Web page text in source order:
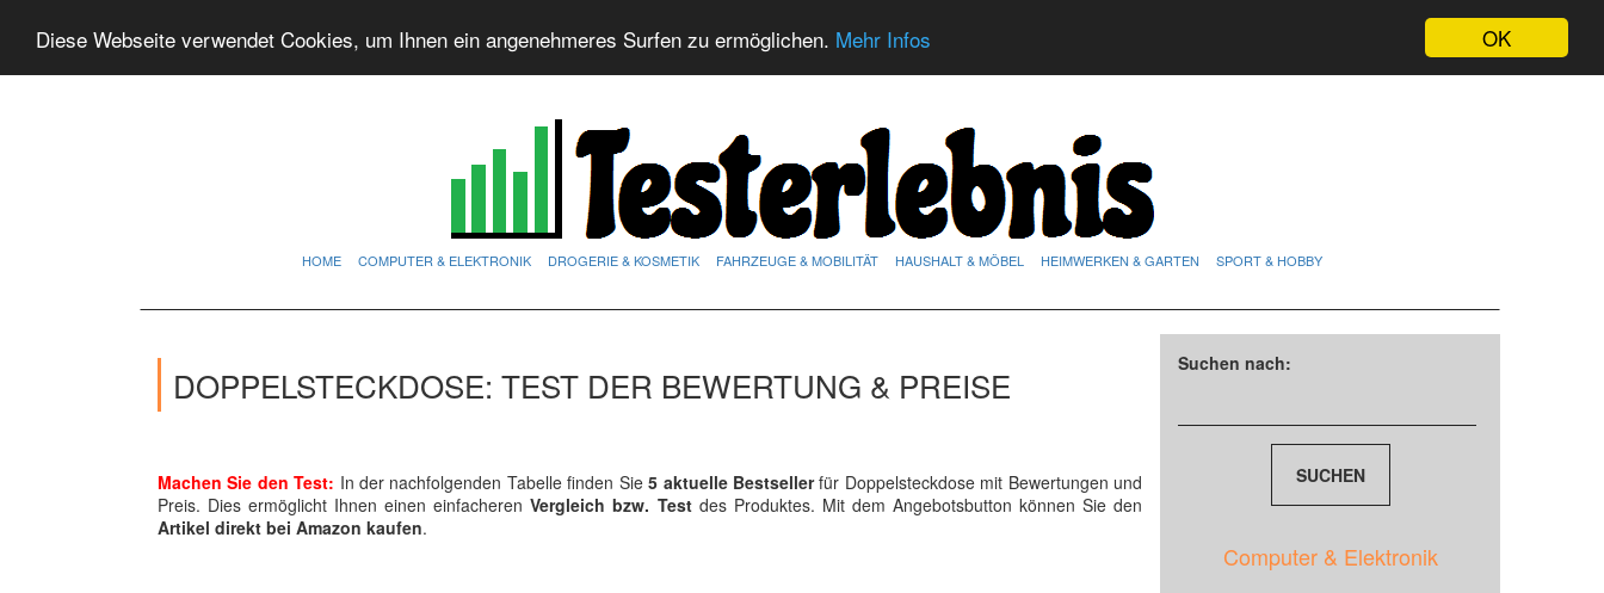
OK
Diese Webseite verwendet Cookies, um Ihnen ein angenehmeres Surfen zu ermöglichen. Mehr Infos
HOME COMPUTER & ELEKTRONIK DROGERIE & KOSMETIK FAHRZEUGE & MOBILITÄT HAUSHALT & MÖBEL HEIMWERKEN & GARTEN SPORT & HOBBY
DOPPELSTECKDOSE: TEST DER BEWERTUNG & PREISE
Machen Sie den Test: In der nachfolgenden Tabelle finden Sie5 aktuelle Bestsellerfür Doppelsteckdose mit Bewertungen und
Preis. Dies ermöglicht Ihnen einen einfacherenVergleich bzw. Testdes Produktes. Mit dem Angebotsbutton können Sie den
Artikel direkt bei Amazon kaufen.
Suchen nach:
Computer & Elektronik